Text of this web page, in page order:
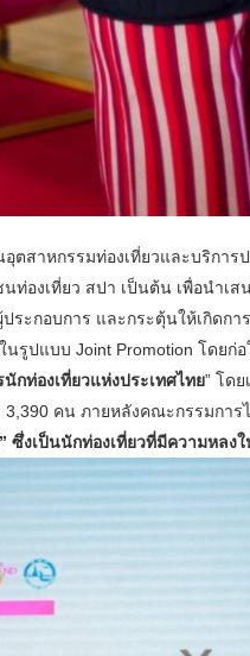
ตสาหกรรมท่องเที่ยวและบริกา
องเที่ยว สปา เป็นต้น เพื่อนำเ
ะกอบการ และกระตุ้นให้เกิดก
นรูปแบบ Joint Promotion โดย
กท่องเที่ยวแห่งประเทศไทย” โด
3,390 คน ภายหลังคณะกรรมกา
ซึ่งเป็นนักท่องเที่ยวที่มีความหลง